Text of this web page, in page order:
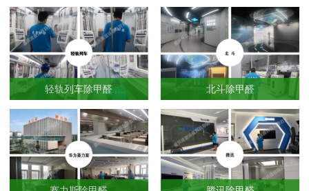
轻轨列车除甲醛 北斗除甲醛